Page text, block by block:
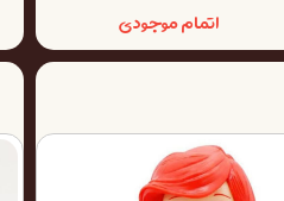
اتمام موجودی